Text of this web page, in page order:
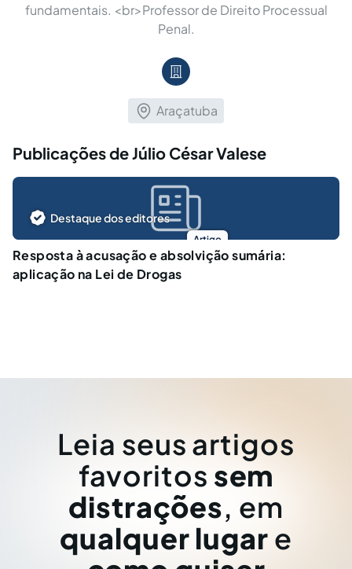
fundamentais. <br>Professor de Direito Processual
Penal.
Araçatuba
Publicações de Júlio César Valese
Artigo
Destaque dos editores
Resposta à acusação e absolvição sumária:
aplicação na Lei de Drogas
Leia seus artigos
favoritos sem
distrações, em
qualquer lugar e